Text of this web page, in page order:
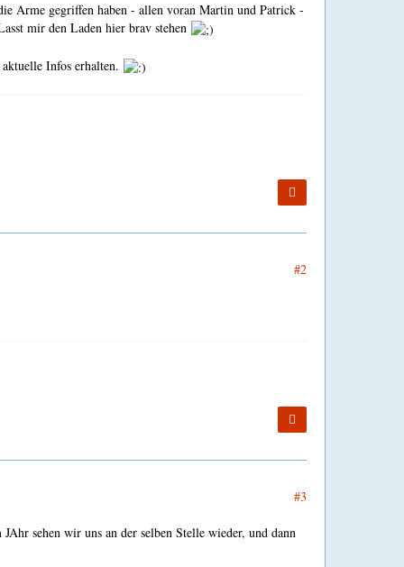
Arme gegriffen haben - allen voran Martin und Patrick -
mir den Laden hier brav stehen
Infos erhalten.
#2
#3
sehen wir uns an der selben Stelle wieder, und dann